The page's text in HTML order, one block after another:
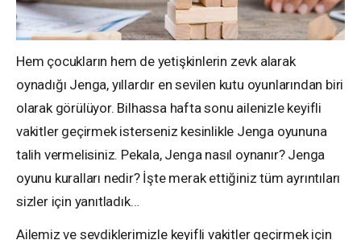
Hem çocukların hem de yetişkinlerin zevk alarak
oynadığı Jenga, yıllardır en sevilen kutu oyunlarından biri
olarak görülüyor. Bilhassa hafta sonu ailenizle keyifli
vakitler geçirmek isterseniz kesinlikle Jenga oyununa
talih vermelisiniz. Pekala, Jenga nasıl oynanır? Jenga
oyunu kuralları nedir? İşte merak ettiğiniz tüm ayrıntıları
sizler için yanıtladık…
Ailemiz ve sevdiklerimizle keyifli vakitler geçirmek için